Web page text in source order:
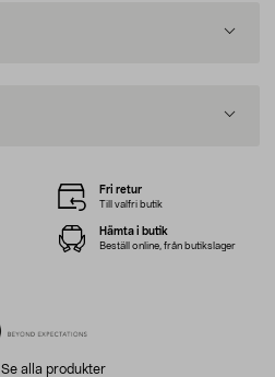
Se alla produkter
Fri retur
Till valfri butik
Hämta i butik
Beställ online, från butikslager